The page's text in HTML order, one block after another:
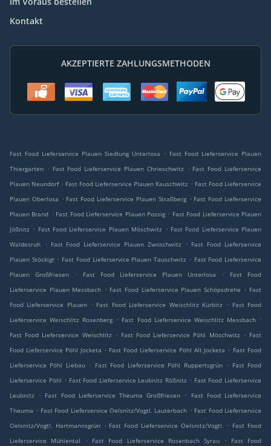
Kontakt
AKZEPTIERTE ZAHLUNGSMETHODEN
Fast Food Lieferservice Plauen Siedlung Unterlosa . Fast Food Lieferservice Plauen
Thiergarten . Fast Food Lieferservice Plauen Chrieschwitz . Fast Food Lieferservice
Plauen Neundorf . Fast Food Lieferservice Plauen Kauschwitz . Fast Food Lieferservice
Plauen Oberlosa . Fast Food Lieferservice Plauen Straßberg . Fast Food Lieferservice
Plauen Brand . Fast Food Lieferservice Plauen Possig . Fast Food Lieferservice Plauen
Jößnitz . Fast Food Lieferservice Plauen Möschwitz . Fast Food Lieferservice Plauen
Waldesruh
. Fast Food Lieferservice Plauen Zwoschwitz . Fast Food Lieferservice
Plauen Stöckigt . Fast Food Lieferservice Plauen Tauschwitz . Fast Food Lieferservice
Plauen Großfriesen
. Fast Food Lieferservice Plauen Unterlosa .
Fast Food
Lieferservice Plauen Messbach . Fast Food Lieferservice Plauen Schöpsdrehe . Fast
Food Lieferservice Plauen . Fast Food Lieferservice Weischlitz Kürbitz . Fast Food
Lieferservice Weischlitz Rosenberg . Fast Food Lieferservice Weischlitz Messbach .
Fast Food Lieferservice Weischlitz
. Fast Food Lieferservice Pöhl Möschwitz . Fast
Food Lieferservice Pöhl Jocketa . Fast Food Lieferservice Pöhl Alt Jocketa . Fast Food
Lieferservice Pöhl Liebau . Fast Food Lieferservice Pöhl Ruppertsgrün . Fast Food
Lieferservice Pöhl . Fast Food Lieferservice Leubnitz Rößnitz . Fast Food Lieferservice
Leubnitz
. Fast Food Lieferservice Theuma Großfriesen .
Fast Food Lieferservice
Theuma . Fast Food Lieferservice Oelsnitz/Vogtl. Lauterbach . Fast Food Lieferservice
Oelsnitz/Vogtl. Hartmannsgrün . Fast Food Lieferservice Oelsnitz/Vogtl. . Fast Food
Lieferservice Mühlental
. Fast Food Lieferservice Rosenbach Syrau . Fast Food